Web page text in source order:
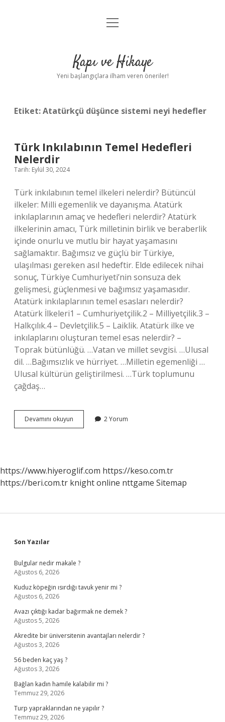
Anasayfa
Yasal Uyarı
menüyü
Kapı ve Hikaye
Yeni başlangıçlara ilham veren öneriler!
Etiket:Atatürkçü düşünce sistemi neyi hedefler
Türk Inkılabının Temel Hedefleri
Nelerdir
Tarih: Eylül 30, 2024
Türk inkılabının temel ilkeleri nelerdir? Bütüncül
ilkeler: Milli egemenlik ve dayanışma. Atatürk
inkılaplarının amaç ve hedefleri nelerdir? Atatürk
ilkelerinin amacı, Türk milletinin birlik ve beraberlik
içinde onurlu ve mutlu bir hayat yaşamasını
sağlamaktır. Bağımsız ve güçlü bir Türkiye,
ulaşılması gereken asıl hedeftir. Elde edilecek nihai
sonuç, Türkiye Cumhuriyeti’nin sonsuza dek
gelişmesi, güçlenmesi ve bağımsız yaşamasıdır.
Atatürk inkılaplarının temel esasları nelerdir?
Atatürk İlkeleri1 – Cumhuriyetçilik.2 – Milliyetçilik.3 –
Halkçılık.4 – Devletçilik.5 – Laiklik. Atatürk ilke ve
inkılaplarını oluşturan temel esas nelerdir? –
Toprak bütünlüğü. …Vatan ve millet sevgisi. …Ulusal
dil. …Bağımsızlık ve hürriyet. …Milletin egemenliği …
Ulusal kültürün geliştirilmesi. …Türk toplumunu
çağdaş…
Devamını okuyun
Inkılabının
2 Yorum
https://www.hiyeroglif.com https://keso.com.tr
https://beri.com.tr knight online nttgame Sitemap
Sidebar
Son Yazılar
Bulgular nedir makale ?
Ağustos 6, 2026
Kuduz köpeğin ısırdığı tavuk yenir mi ?
Ağustos 6, 2026
Avazı çıktığı kadar bağırmak ne demek ?
Ağustos 5, 2026
Akredite bir üniversitenin avantajları nelerdir ?
Ağustos 3, 2026
56 beden kaç yaş ?
Ağustos 3, 2026
Bağlan kadın hamile kalabilir mi ?
Temmuz 29, 2026
Turp yapraklarından ne yapılır ?
Temmuz 29, 2026